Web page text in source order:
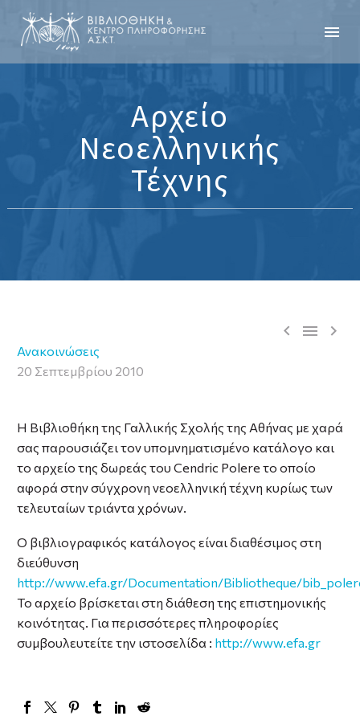
Αρχείο
Νεοελληνικής
Τέχνης
  
Ανακοινώσεις
20 Σεπτεμβρίου 2010
Η Βιβλιοθήκη της Γαλλικής Σχολής της Αθήνας με χαρά
σας παρουσιάζει τον υπομνηματισμένο κατάλογο και
το αρχείο της δωρεάς του Cendric Polere το οποίο
αφορά στην σύγχρονη νεοελληνική τέχνη κυρίως των
τελευταίων τριάντα χρόνων.
Ο βιβλιογραφικός κατάλογος είναι διαθέσιμος στη
διεύθυνση
http://www.efa.gr/Documentation/Bibliotheque/
Το αρχείο βρίσκεται στη διάθεση της επιστημονικής
κοινότητας. Για περισσότερες πληροφορίες
συμβουλευτείτε την ιστοσελίδα : http://www.efa.gr